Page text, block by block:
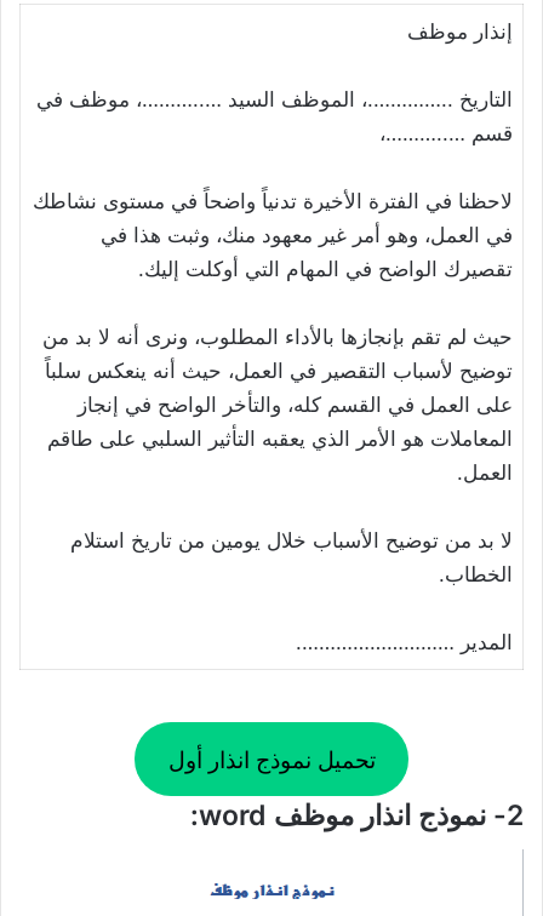
إنذار موظف
التاريخ ..………….، الموظف السيد …..………، موظف في
قسم …..………،
لاحظنا في الفترة الأخيرة تدنياً واضحاً في مستوى نشاطك
في العمل، وهو أمر غير معهود منك، وثبت هذا في
تقصيرك الواضح في المهام التي أوكلت إليك.
حيث لم تقم بإنجازها بالأداء المطلوب، ونرى أنه لا بد من
توضيح لأسباب التقصير في العمل، حيث أنه ينعكس سلباً
على العمل في القسم كله، والتأخر الواضح في إنجاز
المعاملات هو الأمر الذي يعقبه التأثير السلبي على طاقم
العمل.
لا بد من توضيح الأسباب خلال يومين من تاريخ استلام
الخطاب.
المدير ……………………….
تحميل نموذج انذار أول
2- نموذج انذار موظف word: